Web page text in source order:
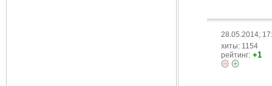
28.05.2014;
хиты: 1154
рейтинг: +1